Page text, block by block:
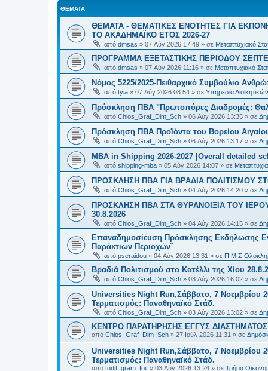
ΘΈΜΑΤΑ
ΘΕΜΑΤΑ - ΘΕΜΑΤΙΚΕΣ ΕΝΟΤΗΤΕΣ ΓΙΑ
ΤΟ ΑΚΑΔΗΜΑΪΚΟ ΕΤΟΣ 2026-27
από dmsas » 07 Αύγ 2026 17:49 » σε Μεταπτυχιακό
ΠΡΟΓΡΑΜΜΑ ΕΞΕΤΑΣΤΙΚΗΣ ΠΕΡΙΟΔΟΥ
από dmsas » 07 Αύγ 2026 11:16 » σε Μεταπτυχιακό
Νόμος 5225/2025-Πειθαρχικό Συμβούλιο
από tyia » 07 Αύγ 2026 08:54 » σε Υπηρεσία
Πρόσκληση ΠΒΑ "Πρωτοπόρες Διαδρομές:
από Chios_Graf_Dim_Sch » 06 Αύγ 2026 13:35 » σε
Πρόσκληση ΠΒΑ Προϊόντα του Βορείου
από Chios_Graf_Dim_Sch » 06 Αύγ 2026 13:17 » σε
MBA in Shipping 2026-2027 |Overall detailed
από shipping-mba » 05 Αύγ 2026 14:07 » σε
ΠΡΟΣΚΛΗΣΗ ΠΒΑ ΓΙΑ ΒΡΑΔΙΑ ΠΟΛΙΤΙΣΜΟΥ
από Chios_Graf_Dim_Sch » 04 Αύγ 2026 14:20 » σε
ΠΡΟΣΚΛΗΣΗ ΠΒΑ ΣΤΑ ΘΥΡΑΝΟΙΞΙΑ ΤΟΥ
30.8.2026
από Chios_Graf_Dim_Sch » 04 Αύγ 2026 14:15 » σε
Επαναδημοσίευση Πρόσκλησης Εκδήλωσης
Παράκτιων Περιοχών¨
από pseraidou » 04 Αύγ 2026 13:31 » σε Π.Μ.Σ
Βραδιά Πολιτισμού στο Κατέλλι της Χίου
από Chios_Graf_Dim_Sch » 03 Αύγ 2026 16:02 » σε
Universities Night Run,Σάββατο, 7 Νοεμβρίου
Τερματισμός: Παναθηναϊκό Στάδ.
από Chios_Graf_Dim_Sch » 03 Αύγ 2026 13:02 » σε
ΚΕΝΤΡΟ ΠΑΡΑΤΗΡΗΣΗΣ ΕΓΓΥΣ ΔΙΑΣΤΗΜΑΤΟΣ
από Chios_Graf_Dim_Sch » 27 Ιούλ 2026 11:31 » σε
Universities Night Run,Σάββατο, 7 Νοεμβρίου
Τερματισμός: Παναθηναϊκό Στάδ.
από todit_gram_foit » 03 Αύγ 2026 13:24 » σε Τμήμα